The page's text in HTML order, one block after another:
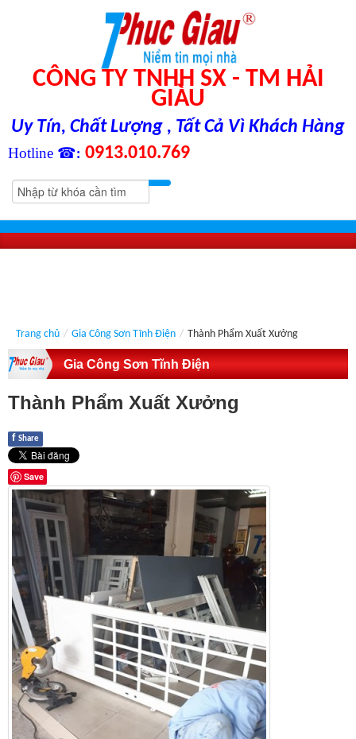
CÔNG TY TNHH SX - TM HẢI
GIÀU
Uy Tín, Chất Lượng , Tất Cả Vì Khách Hàng
Hotline ☎: 0913.010.769
Trang chủ / Gia Công Sơn Tĩnh Điện / Thành Phẩm Xuất Xưởng
Gia Công Sơn Tĩnh Điện
Thành Phẩm Xuất Xưởng
f Share
Save